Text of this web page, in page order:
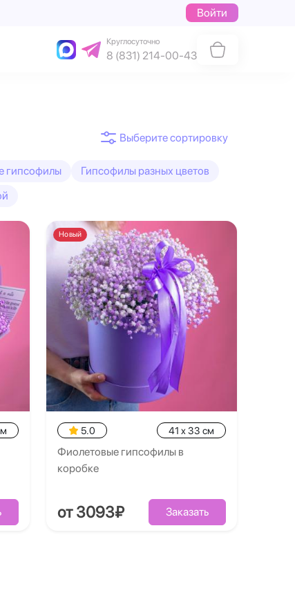
Войти
Круглосуточно
8 (831) 214-00-43
гипсофилы
Гипсофилы разных цветов
Новый
5.0 41 x 33 см
Фиолетовые гипсофилы в
коробке
от 3093₽ Заказать